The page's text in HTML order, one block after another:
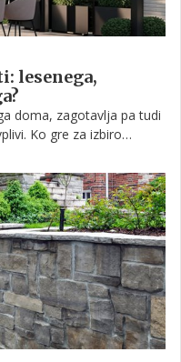
lesenega,
doma, zagotavlja pa tudi
Ko gre za izbiro
pridobiva tudi steklo.